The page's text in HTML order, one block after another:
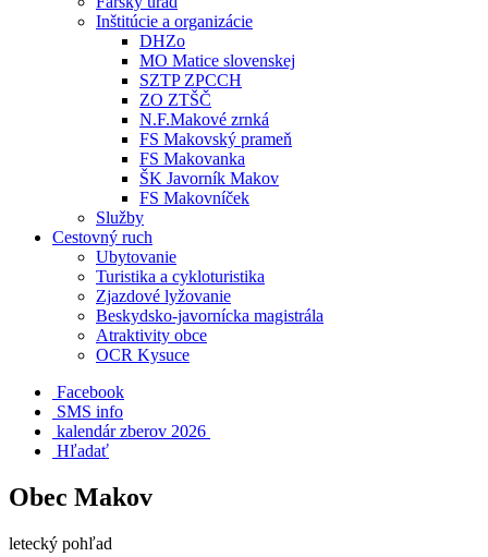
Inštitúcie a organizácie
DHZo
MO Matice slovenskej
SZTP ZPCCH
ZO ZTŠČ
N.F.Makové zrnká
FS Makovský prameň
FS Makovanka
ŠK Javorník Makov
FS Makovníček
Služby
Cestovný ruch
Ubytovanie
Turistika a cykloturistika
Zjazdové lyžovanie
Beskydsko-javornícka magistrála
Atraktivity obce
OCR Kysuce
Facebook
SMS info
​ kalendár zberov 2026
Hľadať
Obec Makov
letecký pohľad